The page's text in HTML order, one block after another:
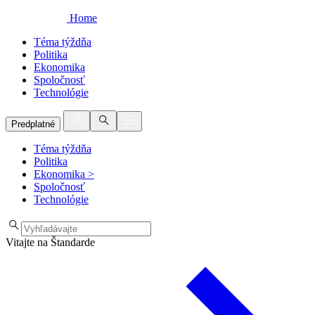
Home
Téma týždňa
Politika
Ekonomika
Spoločnosť
Technológie
Predplatné
Téma týždňa
Politika
Ekonomika >
Spoločnosť
Technológie
Vitajte na Štandarde